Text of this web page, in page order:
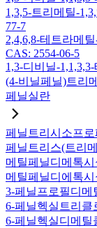
1,3,5-트리메틸-
77-7
2,4,6,8-테트라메
CAS: 2554-06-5
1,3-디비닐-
(4-비닐페닐)트리
페닐실란
페닐트리시소프로
페닐트리스(트리
메틸페닐디메톡시
메틸페닐디에톡시
3-페닐프로필디메
6-페닐헥실트리클
6-페닐헥실디메틸